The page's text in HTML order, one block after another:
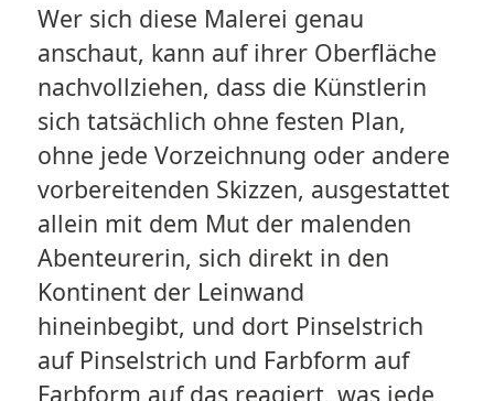
Wer sich diese Malerei genau
anschaut, kann auf ihrer Oberfläche
nachvollziehen, dass die Künstlerin
sich tatsächlich ohne festen Plan,
ohne jede Vorzeichnung oder andere
vorbereitenden Skizzen, ausgestattet
allein mit dem Mut der malenden
Abenteurerin, sich direkt in den
Kontinent der Leinwand
hineinbegibt, und dort Pinselstrich
auf Pinselstrich und Farbform auf
Farbform auf das reagiert, was jede